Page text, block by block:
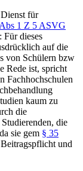
für
1 Z 5 ASVG
Für dieses
auf die
von Schülern bzw
Rede ist, spricht
Fachhochschulen
kaum zu
die
die
sie gem § 35
und